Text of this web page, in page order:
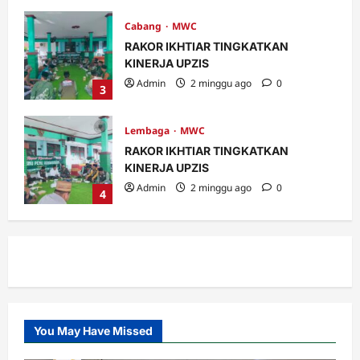
4
Lembaga
MWC
RAKOR IKHTIAR TINGKATKAN
KINERJA UPZIS
Admin
2 minggu ago 0
5
MWC
Ribuan Warga Nahdliyin Padati Haul
Muassis NU MWC NU Pakuniran
Admin
3 minggu ago 0
Banom
You May Have Missed